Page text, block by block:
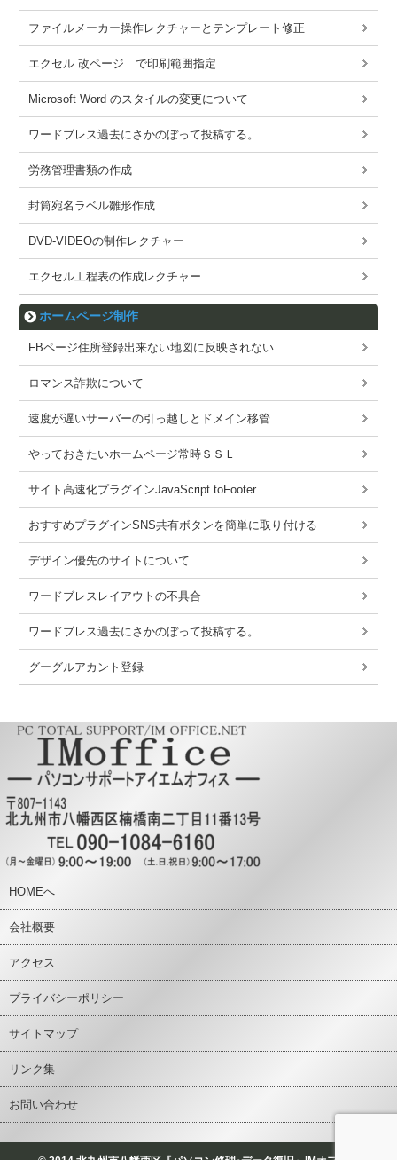
ファイルメーカー操作レクチャーとテンプレート修正
エクセル 改ページ で印刷範囲指定
Microsoft Word のスタイルの変更について
ワードブレス過去にさかのぼって投稿する。
労務管理書類の作成
封筒宛名ラベル雛形作成
DVD-VIDEOの制作レクチャー
エクセル工程表の作成レクチャー
ホームページ制作
FBページ住所登録出来ない地図に反映されない
ロマンス詐欺について
速度が遅いサーバーの引っ越しとドメイン移管
やっておきたいホームページ常時ＳＳＬ
サイト高速化プラグインJavaScript toFooter
おすすめプラグインSNS共有ボタンを簡単に取り付ける
デザイン優先のサイトについて
ワードブレスレイアウトの不具合
ワードブレス過去にさかのぼって投稿する。
グーグルアカント登録
HOMEへ
会社概要
アクセス
プライバシーポリシー
サイトマップ
リンク集
お問い合わせ